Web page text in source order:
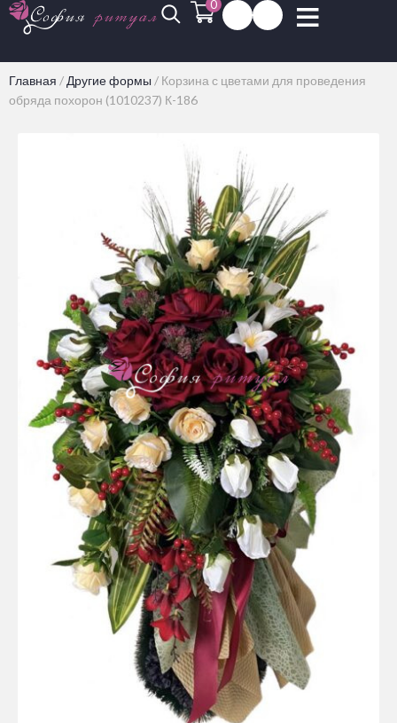
0
Главная / Другие формы / Корзина с цветами для проведения
обряда похорон (1010237) К-186